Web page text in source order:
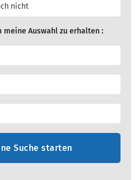
nicht
meine Auswahl zu erhalten :
Suche starten